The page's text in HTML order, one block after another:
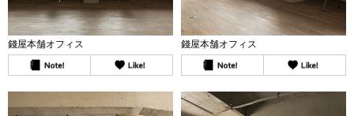
錢屋本舗オフィス 錢屋本舗オフィス